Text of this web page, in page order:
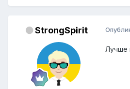
StrongSpirit
Лучше